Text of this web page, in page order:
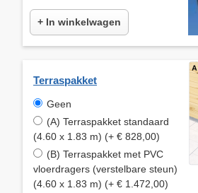
+ In winkelwagen
Terraspakket
Geen
(A) Terraspakket standaard
(4.60 x 1.83 m) (+ € 828,00)
(B) Terraspakket met PVC
vloerdragers (verstelbare steun)
(4.60 x 1.83 m) (+ € 1.472,00)